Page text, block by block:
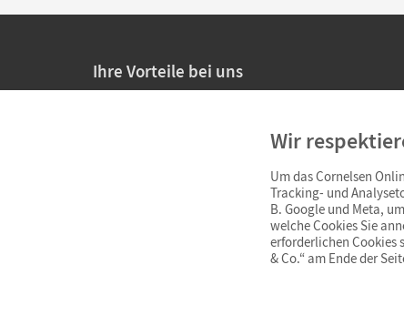
Ihre Vorteile bei uns
Persönliche Angebote für Lehrkräfte
Sicheres Einkaufen mit SSL-Verschlüsselung
Widerrufsfristvon 4 Wochen
Schnelle und einfache Retourenabwicklung
Wir
Um das Cornelsen
Tracking- und
B. Google und Meta,
welche Cookies Sie
erforderlichen Cookies
& Co.“ am Ende der